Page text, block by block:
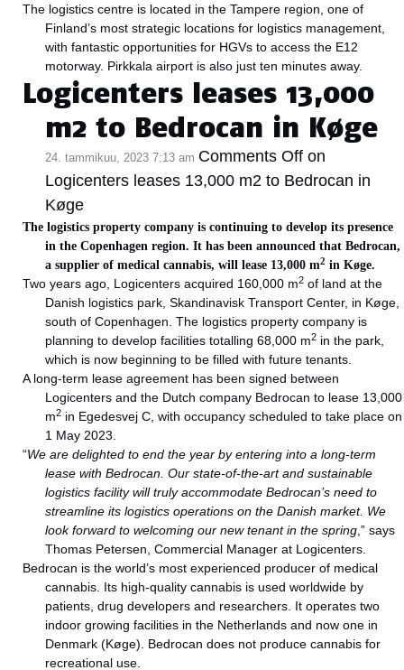
The logistics centre is located in the Tampere region, one of
Finland’s most strategic locations for logistics management,
with fantastic opportunities for HGVs to access the E12
motorway. Pirkkala airport is also just ten minutes away.
Logicenters leases 13,000
m2 to Bedrocan in Køge
24. tammikuu, 2023 7:13 am Comments Off on
Logicenters leases 13,000 m2 to Bedrocan in
Køge
The logistics property company is continuing to develop its presence
in the Copenhagen region. It has been announced that Bedrocan,
a supplier of medical cannabis, will lease 13,000 m2 in Køge.
Two years ago, Logicenters acquired 160,000 m2 of land at the
Danish logistics park, Skandinavisk Transport Center, in Køge,
south of Copenhagen. The logistics property company is
planning to develop facilities totalling 68,000 m2 in the park,
which is now beginning to be filled with future tenants.
A long-term lease agreement has been signed between
Logicenters and the Dutch company Bedrocan to lease 13,000
m2 in Egedesvej C, with occupancy scheduled to take place on
1 May 2023.
“We are delighted to end the year by entering into a long-term
lease with Bedrocan. Our state-of-the-art and sustainable
logistics facility will truly accommodate Bedrocan’s need to
streamline its logistics operations on the Danish market. We
look forward to welcoming our new tenant in the spring ,” says
Thomas Petersen, Commercial Manager at Logicenters.
Bedrocan is the world’s most experienced producer of medical
cannabis. Its high-quality cannabis is used worldwide by
patients, drug developers and researchers. It operates two
indoor growing facilities in the Netherlands and now one in
Denmark (Køge). Bedrocan does not produce cannabis for
recreational use.